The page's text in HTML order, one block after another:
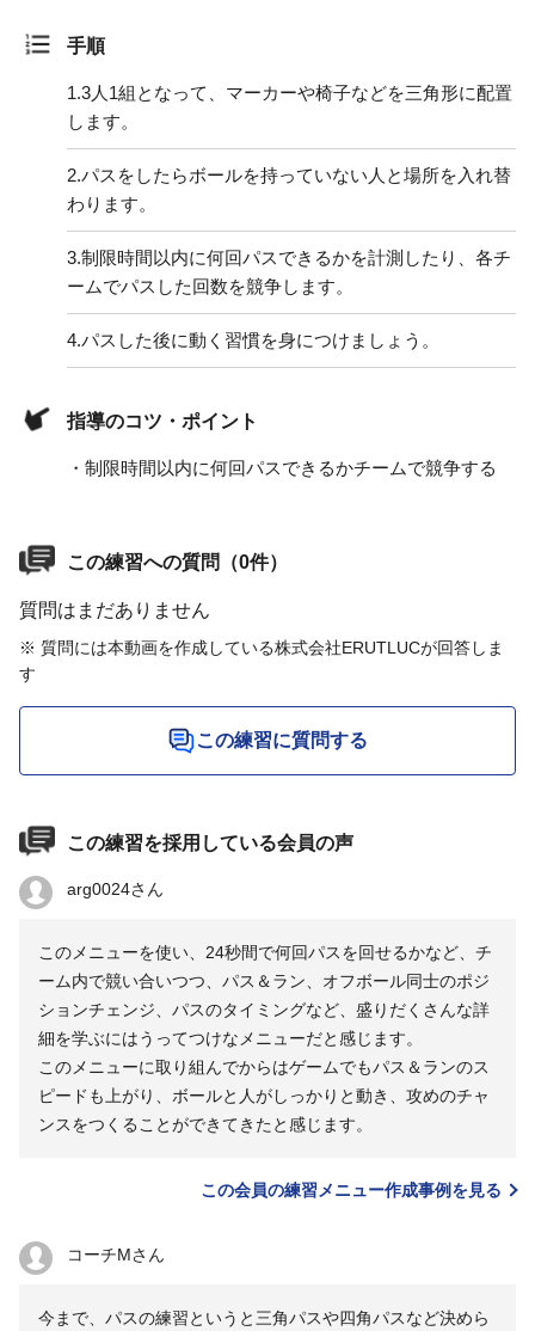
手順
1.3人1組となって、マーカーや椅子などを三角形に配置
します。
2.パスをしたらボールを持っていない人と場所を入れ替
わります。
3.制限時間以内に何回パスできるかを計測したり、各チ
ームでパスした回数を競争します。
4.パスした後に動く習慣を身につけましょう。
指導のコツ・ポイント
・制限時間以内に何回パスできるかチームで競争する
この練習への質問（0件）
質問はまだありません
※ 質問には本動画を作成している株式会社ERUTLUCが回答しま
す
この練習に質問する
この練習を採用している会員の声
arg0024さん
このメニューを使い、24秒間で何回パスを回せるかなど、チ
ーム内で競い合いつつ、パス＆ラン、オフボール同士のポジ
ションチェンジ、パスのタイミングなど、盛りだくさんな詳
細を学ぶにはうってつけなメニューだと感じます。
このメニューに取り組んでからはゲームでもパス＆ランのス
ピードも上がり、ボールと人がしっかりと動き、攻めのチャ
ンスをつくることができてきたと感じます。
この会員の練習メニュー作成事例を見る
コーチMさん
今まで、パスの練習というと三角パスや四角パスなど決めら